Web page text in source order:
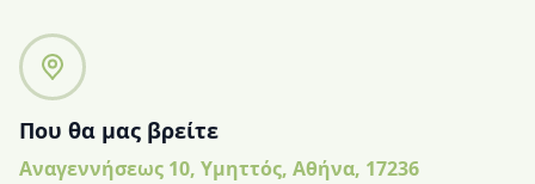
Που θα μας βρείτε
Αναγεννήσεως 10, Υμηττός, Αθήνα, 17236